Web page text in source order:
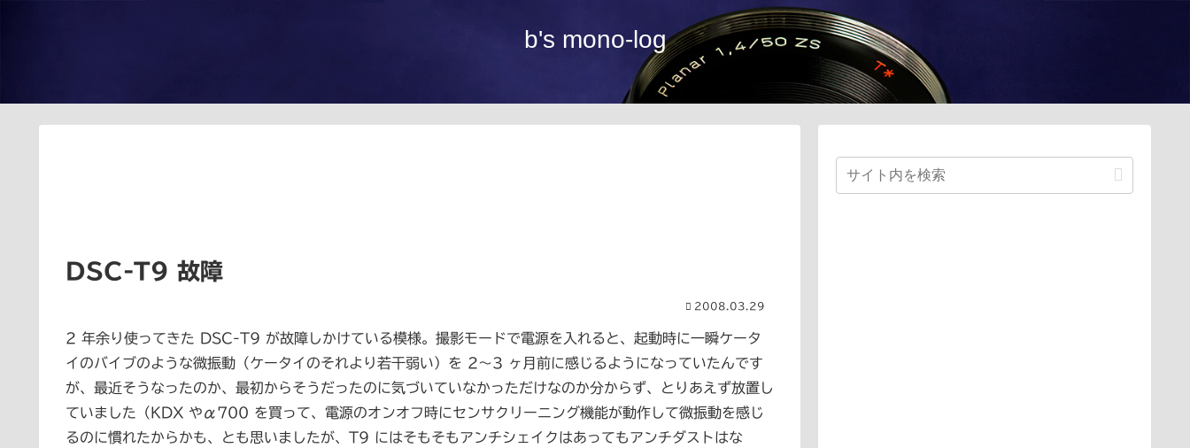
b's mono-log
DSC-T9 故障
2008.03.29
2 年余り使ってきた DSC-T9 が故障しかけている模様。撮影モードで電源を入れると、起動時に一瞬ケータ
イのバイブのような微振動（ケータイのそれより若干弱い）を 2～3 ヶ月前に感じるようになっていたんです
が、最近そうなったのか、最初からそうだったのに気づいていなかっただけなのか分からず、とりあえず放置し
ていました（KDX やα700 を買って、電源のオンオフ時にセンサクリーニング機能が動作して微振動を感じ
るのに慣れたからかも、とも思いましたが、T9 にはそもそもアンチシェイクはあってもアンチダストはな